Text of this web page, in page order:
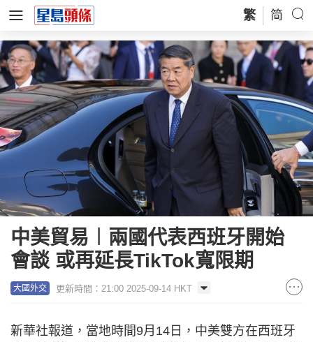
繁 简
中美貿易︱兩國代表西班牙開始
會談 或再延長TikTok寬限期
大國外交 更新時間：21:00 2025-09-14 HKT
新華社報道，當地時間9月14日，中美雙方在西班牙